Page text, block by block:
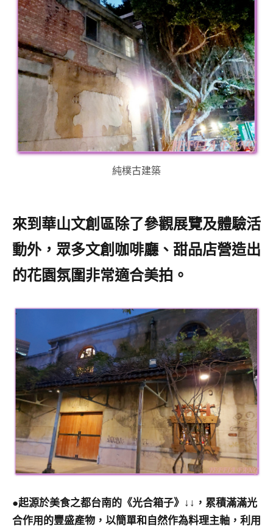
純樸古建築
來到華山文創區除了參觀展覽及體驗活
動外，眾多文創咖啡廳、甜品店營造出
的花園氛圍非常適合美拍。
●起源於美食之都台南的《光合箱子》↓↓，累積滿滿光
合作用的豐盛產物，以簡單和自然作為料理主軸，利用